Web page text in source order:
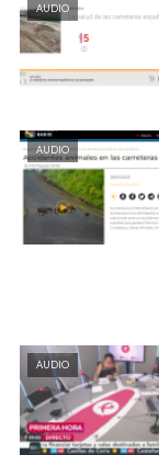
AUDIO
AUDIO
AUDIO